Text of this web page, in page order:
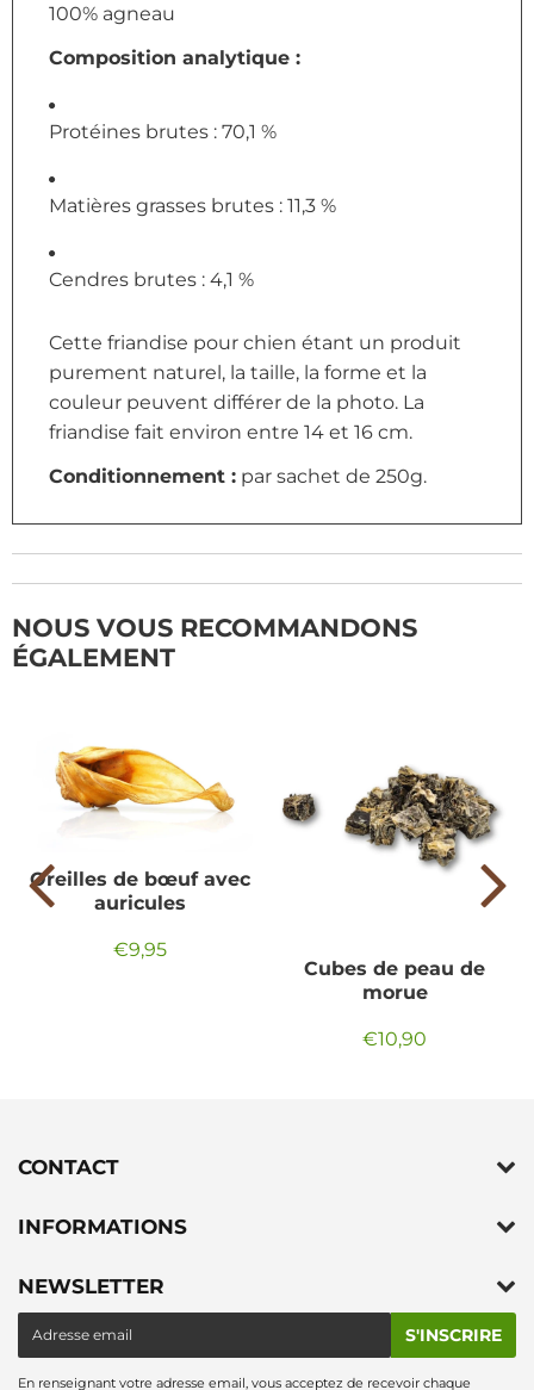
100% agneau
Composition analytique :
Protéines brutes : 70,1 %
Matières grasses brutes : 11,3 %
Cendres brutes : 4,1 %
Cette friandise pour chien étant un produit
purement naturel, la taille, la forme et la
couleur peuvent différer de la photo. La
friandise fait environ entre 14 et 16 cm.
Conditionnement : par sachet de 250g.
NOUS VOUS RECOMMANDONS
ÉGALEMENT
Oreilles de bœuf avec
auricules
Prix
€9,95€9,95
Cubes de peau de
morue
Prix
€10,90
CONTACT
INFORMATIONS
NEWSLETTER
S'INSCRIRE
En renseignant votre adresse email, vous acceptez de recevoir chaque